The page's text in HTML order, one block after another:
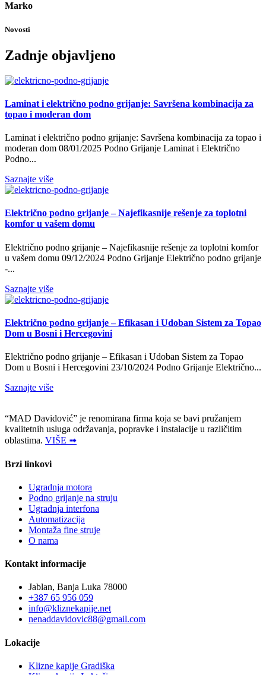
Marko
Novosti
Zadnje objavljeno
Laminat i električno podno grijanje: Savršena kombinacija za
topao i moderan dom
Laminat i električno podno grijanje: Savršena kombinacija za topao i
moderan dom 08/01/2025 Podno Grijanje Laminat i Električno
Podno...
Saznajte više
Električno podno grijanje – Najefikasnije rešenje za toplotni
komfor u vašem domu
Električno podno grijanje – Najefikasnije rešenje za toplotni komfor
u vašem domu 09/12/2024 Podno Grijanje Električno podno grijanje
-...
Saznajte više
Električno podno grijanje – Efikasan i Udoban Sistem za Topao
Dom u Bosni i Hercegovini
Električno podno grijanje – Efikasan i Udoban Sistem za Topao
Dom u Bosni i Hercegovini 23/10/2024 Podno Grijanje Električno...
Saznajte više
“MAD Davidović” je renomirana firma koja se bavi pružanjem
kvalitetnih usluga održavanja, popravke i instalacije u različitim
oblastima. VIŠE ➟
Brzi linkovi
Ugradnja motora
Podno grijanje na struju
Ugradnja interfona
Automatizacija
Montaža fine struje
O nama
Kontakt informacije
Jablan, Banja Luka 78000
+387 65 956 059
info@kliznekapije.net
nenaddavidovic88@gmail.com
Lokacije
Klizne kapije Gradiška